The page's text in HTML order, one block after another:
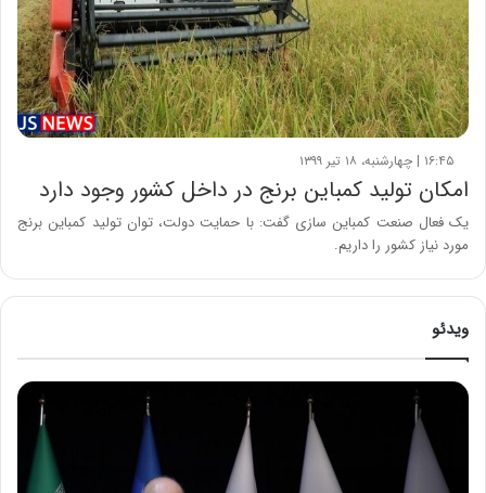
۱۶:۴۵ | چهارشنبه، ۱۸ تیر ۱۳۹۹
امکان تولید کمباین برنج در داخل کشور وجود دارد
یک فعال صنعت کمباین سازی گفت: با حمایت دولت، توان تولید کمباین برنج
مورد نیاز کشور را داریم.
ویدئو
ح